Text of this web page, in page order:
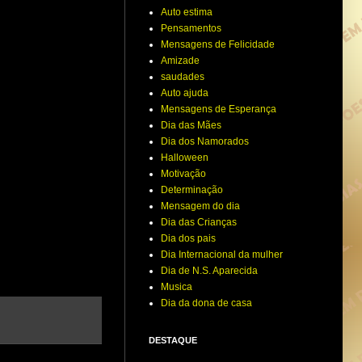
Auto estima
Pensamentos
Mensagens de Felicidade
Amizade
saudades
Auto ajuda
Mensagens de Esperança
Dia das Mães
Dia dos Namorados
Halloween
Motivação
Determinação
Mensagem do dia
Dia das Crianças
Dia dos pais
Dia Internacional da mulher
Dia de N.S. Aparecida
Musica
Dia da dona de casa
DESTAQUE